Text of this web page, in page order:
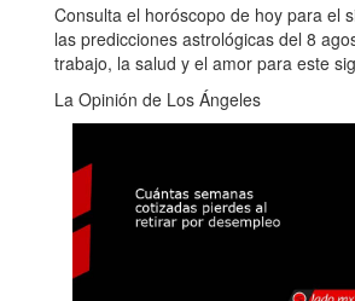
Consulta el horóscopo de hoy para el
las predicciones astrológicas del 8
trabajo, la salud y el amor para este
La Opinión de Los Ángeles